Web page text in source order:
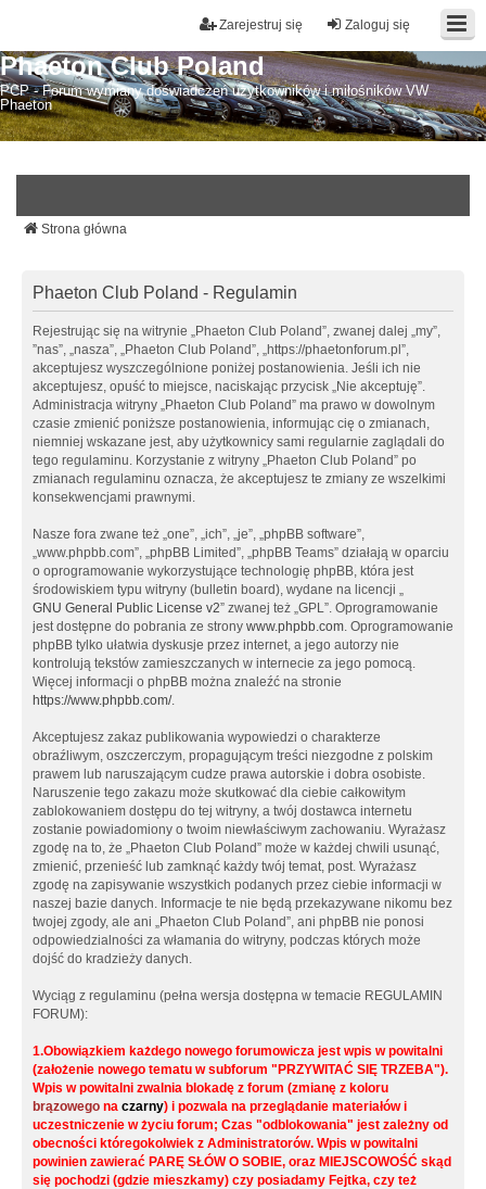
Zaloguj się
Zarejestruj się
Phaeton Club Poland
PCP - Forum wymiany doświadczeń użytkowników i miłośników VW
Phaeton
Strona główna
Phaeton Club Poland - Regulamin
Rejestrując się na witrynie „Phaeton Club Poland”, zwanej dalej „my”,
”nas”, „nasza”, „Phaeton Club Poland”, „https://phaetonforum.pl”,
akceptujesz wyszczególnione poniżej postanowienia. Jeśli ich nie
akceptujesz, opuść to miejsce, naciskając przycisk „Nie akceptuję”.
Administracja witryny „Phaeton Club Poland” ma prawo w dowolnym
czasie zmienić poniższe postanowienia, informując cię o zmianach,
niemniej wskazane jest, aby użytkownicy sami regularnie zaglądali do
tego regulaminu. Korzystanie z witryny „Phaeton Club Poland” po
zmianach regulaminu oznacza, że akceptujesz te zmiany ze wszelkimi
konsekwencjami prawnymi.
Nasze fora zwane też „one”, „ich”, „je”, „phpBB software”,
„www.phpbb.com”, „phpBB Limited”, „phpBB Teams” działają w oparciu
o oprogramowanie wykorzystujące technologię phpBB, która jest
środowiskiem typu witryny (bulletin board), wydane na licencji „
GNU General Public License v2” zwanej też „GPL”. Oprogramowanie
jest dostępne do pobrania ze strony www.phpbb.com. Oprogramowanie
phpBB tylko ułatwia dyskusje przez internet, a jego autorzy nie
kontrolują tekstów zamieszczanych w internecie za jego pomocą.
Więcej informacji o phpBB można znaleźć na stronie
https://www.phpbb.com/.
Akceptujesz zakaz publikowania wypowiedzi o charakterze
obraźliwym, oszczerczym, propagującym treści niezgodne z polskim
prawem lub naruszającym cudze prawa autorskie i dobra osobiste.
Naruszenie tego zakazu może skutkować dla ciebie całkowitym
zablokowaniem dostępu do tej witryny, a twój dostawca internetu
zostanie powiadomiony o twoim niewłaściwym zachowaniu. Wyrażasz
zgodę na to, że „Phaeton Club Poland” może w każdej chwili usunąć,
zmienić, przenieść lub zamknąć każdy twój temat, post. Wyrażasz
zgodę na zapisywanie wszystkich podanych przez ciebie informacji w
naszej bazie danych. Informacje te nie będą przekazywane nikomu bez
twojej zgody, ale ani „Phaeton Club Poland”, ani phpBB nie ponosi
odpowiedzialności za włamania do witryny, podczas których może
dojść do kradzieży danych.
Wyciąg z regulaminu (pełna wersja dostępna w temacie REGULAMIN
FORUM):
1.Obowiązkiem każdego nowego forumowicza jest wpis w powitalni
(założenie nowego tematu w subforum "PRZYWITAĆ SIĘ TRZEBA").
Wpis w powitalni zwalnia blokadę z forum (zmianę z koloru
brązowego na czarny) i pozwala na przeglądanie materiałów i
uczestniczenie w życiu forum; Czas "odblokowania" jest zależny od
obecności któregokolwiek z Administratorów. Wpis w powitalni
powinien zawierać PARĘ SŁÓW O SOBIE, oraz MIEJSCOWOŚĆ skąd
się pochodzi (gdzie mieszkamy) czy posiadamy Fejtka, czy też